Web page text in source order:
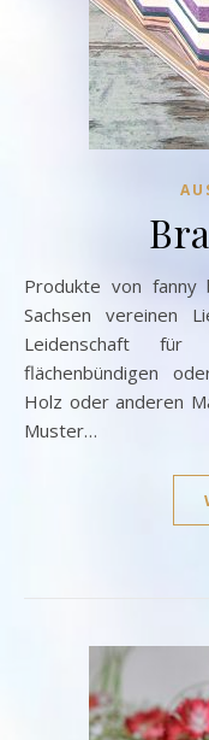
Produkte von fanny bracke design– Intarsienmanufaktur
Sachsen vereinen
Leidenschaft
flächenbündigen
Holz oder anderen
Muster…